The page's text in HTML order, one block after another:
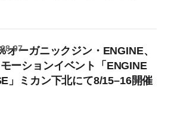
オーガニックジン・ENGINE、
ーションイベント「ENGINE
」ミカン下北にて8/15–16開催
07